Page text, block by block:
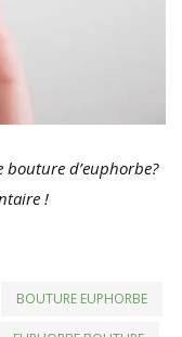
d’euphorbe?
!
BOUTURE EUPHORBE